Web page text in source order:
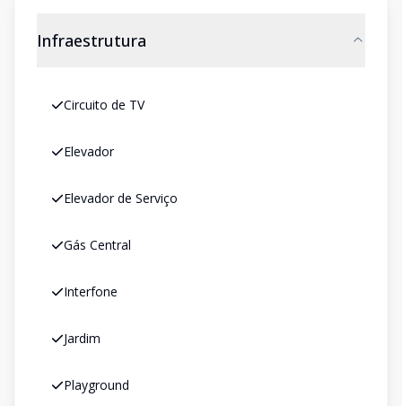
Infraestrutura
Circuito de TV
Elevador
Elevador de Serviço
Gás Central
Interfone
Jardim
Playground